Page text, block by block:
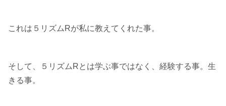
これは５リズムRが私に教えてくれた事。
そして、５リズムRとは学ぶ事ではなく、経験する事。生
きる事。